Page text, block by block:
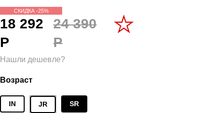
СКИДКА -25%
18 292
Р
24 390
Р
Нашли дешевле?
Возраст
IN JR SR